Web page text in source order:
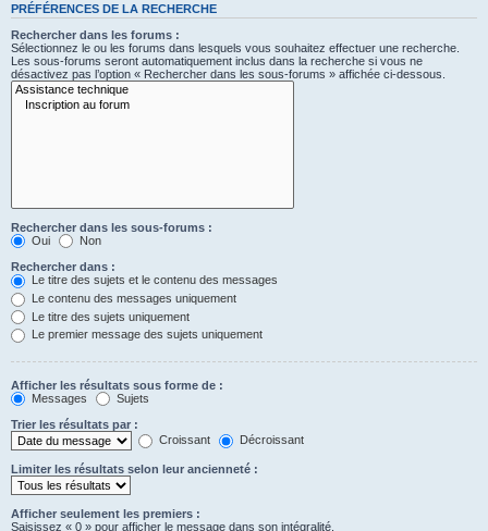
PRÉFÉRENCES DE LA RECHERCHE
Rechercher dans les forums :
Sélectionnez le ou les forums dans lesquels vous souhaitez effectuer une recherche.
Les sous-forums seront automatiquement inclus dans la recherche si vous ne
désactivez pas l’option « Rechercher dans les sous-forums » affichée ci-dessous.
Rechercher dans les sous-forums :
Oui
Non
Rechercher dans :
Le titre des sujets et le contenu des messages
Le contenu des messages uniquement
Le titre des sujets uniquement
Le premier message des sujets uniquement
Afficher les résultats sous forme de :
Messages
Sujets
Trier les résultats par :
Croissant
Décroissant
Limiter les résultats selon leur ancienneté :
Afficher seulement les premiers :
Saisissez « 0 » pour afficher le message dans son intégralité.